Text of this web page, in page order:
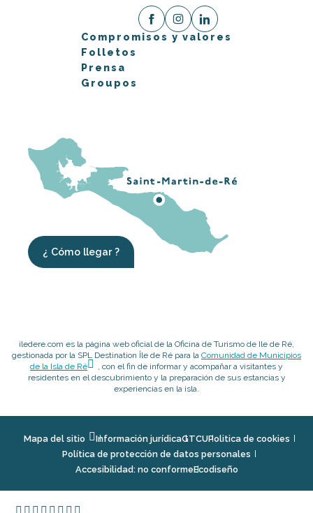
Compromisos y valores
Folletos
Prensa
Groupos
¿ Cómo llegar ?
iledere.com es la página web oficial de la Oficina de Turismo de Ile de Ré,
gestionada por la SPL Destination Île de Ré para la Comunidad de Municipios
de la Isla de Ré
, con el fin de informar y acompañar a visitantes y
residentes en el descubrimiento y la preparación de sus estancias y
experiencias en la isla.
Mapa del sitio Información jurídicaGTCUPolitica de cookies
Política de protección de datos personales
Accesibilidad: no conformeEcodiseño